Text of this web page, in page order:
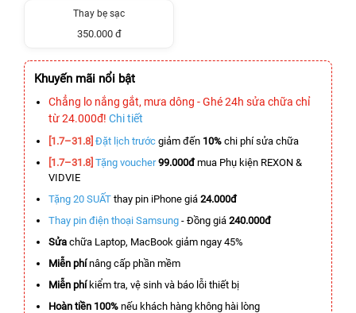
Thay bẹ sạc
350.000 đ
Khuyến mãi nổi bật
Chẳng lo nắng gắt, mưa dông - Ghé 24h sửa chữa chỉ
từ 24.000đ! Chi tiết
[1.7–31.8] Đặt lịch trước giảm đến 10% chi phí sửa chữa
[1.7–31.8] Tặng voucher 99.000đmua Phụ kiện REXON &
VIDVIE
Tặng 20 SUẤT thay pin iPhone giá 24.000đ
Thay pin điện thoại Samsung - Đồng giá 240.000đ
Sửa chữa Laptop, MacBook giảm ngay 45%
Miễn phínâng cấp phần mềm
Miễn phíkiểm tra, vệ sinh và báo lỗi thiết bị
Hoàn tiền 100% nếu khách hàng không hài lòng